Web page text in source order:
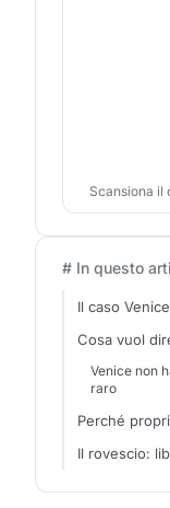
Scansiona il
# In questo
Il caso Venice
Cosa vuol
Venice non
raro
Perché
Il rovescio: